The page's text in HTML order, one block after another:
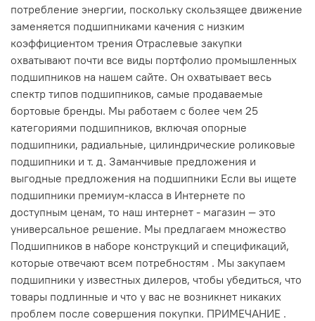
потребление энергии, поскольку скользящее движение
заменяется подшипниками качения с низким
коэффициентом трения Отраслевые закупки
охватывают почти все виды портфолио промышленных
подшипников на нашем сайте. Он охватывает весь
спектр типов подшипников, самые продаваемые
бортовые бренды. Мы работаем с более чем 25
категориями подшипников, включая опорные
подшипники, радиальные, цилиндрические роликовые
подшипники и т. д. Заманчивые предложения и
выгодные предложения на подшипники Если вы ищете
подшипники премиум-класса в Интернете по
доступным ценам, то наш интернет - магазин — это
универсальное решение. Мы предлагаем множество
Подшипников в наборе конструкций и спецификаций,
которые отвечают всем потребностям . Мы закупаем
подшипники у известных дилеров, чтобы убедиться, что
товары подлинные и что у вас не возникнет никаких
проблем после совершения покупки. ПРИМЕЧАНИЕ .